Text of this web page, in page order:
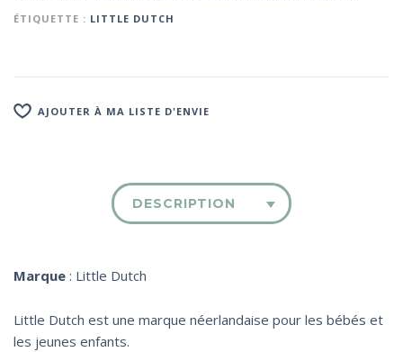
ÉTIQUETTE : LITTLE DUTCH
AJOUTER À MA LISTE D'ENVIE
DESCRIPTION
Marque : Little Dutch
Little Dutch est une marque néerlandaise pour les bébés et
les jeunes enfants.